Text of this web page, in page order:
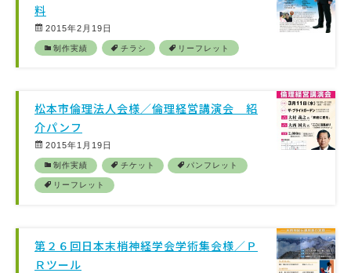
料
2015年2月19日
制作実績 チラシ リーフレット
松本市倫理法人会様／倫理経営講演会 紹
介パンフ
2015年1月19日
制作実績 チケット パンフレット
リーフレット
第２６回日本末梢神経学会学術集会様／Ｐ
Ｒツール